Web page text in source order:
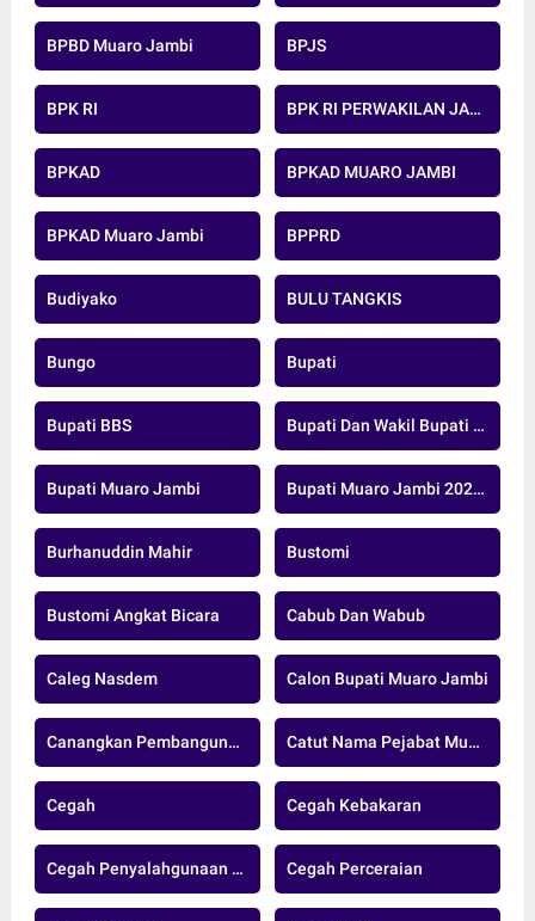
BPBD Muaro Jambi BPJS
BPK RI BPK RI PERWAKILAN JAMBI
BPKAD BPKAD MUARO JAMBI
BPKAD Muaro Jambi BPPRD
Budiyako BULU TANGKIS
Bungo Bupati
Bupati BBS Bupati Dan Wakil Bupati Muaro Jambi
Bupati Muaro Jambi Bupati Muaro Jambi 2025-2029
Burhanuddin Mahir Bustomi
Bustomi Angkat Bicara Cabub Dan Wabub
Caleg Nasdem Calon Bupati Muaro Jambi
Canangkan Pembangunan Jalan Strategis Catut Nama Pejabat Muarojambi
Cegah Cegah Kebakaran
Cegah Penyalahgunaan Donasi Cegah Perceraian